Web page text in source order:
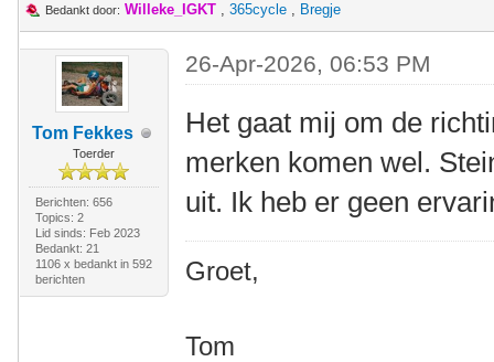
Bedankt door: Willeke_IGKT , 365cycle , Bregje
Tom Fekkes
Toerder
Berichten: 656
Topics: 2
Lid sinds: Feb 2023
Bedankt: 21
1106 x bedankt in 592
berichten
26-Apr-2026, 06:53 PM
Het gaat mij om de
merken komen wel.
uit. Ik heb er geen
Groet,
Tom